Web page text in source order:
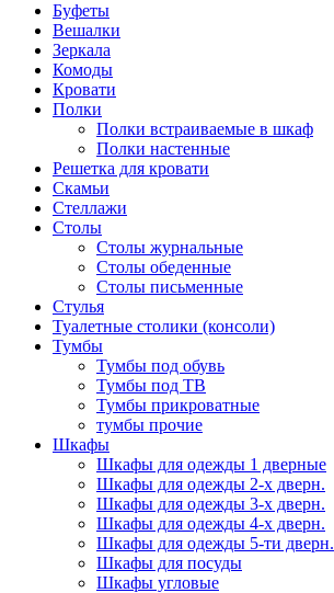
Буфеты
Вешалки
Зеркала
Комоды
Кровати
Полки
Полки встраиваемые в шкаф
Полки настенные
Решетка для кровати
Скамьи
Стеллажи
Столы
Столы журнальные
Столы обеденные
Столы письменные
Стулья
Туалетные столики (консоли)
Тумбы
Тумбы под обувь
Тумбы под ТВ
Тумбы прикроватные
тумбы прочие
Шкафы
Шкафы для одежды 1 дверные
Шкафы для одежды 2-х дверн.
Шкафы для одежды 3-х дверн.
Шкафы для одежды 4-х дверн.
Шкафы для одежды 5-ти дверн.
Шкафы для посуды
Шкафы угловые